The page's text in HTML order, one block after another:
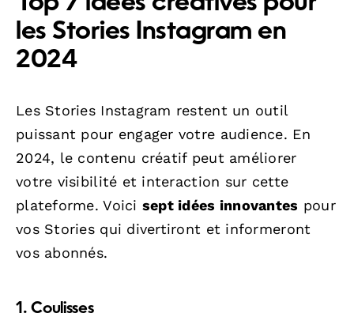
les Stories Instagram en
2024
Les Stories Instagram restent un outil
puissant pour engager votre audience. En
2024, le contenu créatif peut améliorer
votre visibilité et interaction sur cette
plateforme. Voici sept idées innovantes pour
vos Stories qui divertiront et informeront
vos abonnés.
1. Coulisses